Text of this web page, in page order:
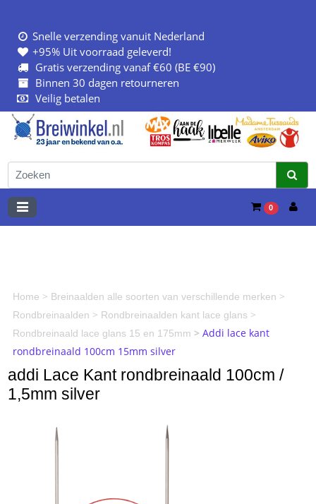
Snelle verzending vanuit Nederland
+95% Uit voorraad geleverd!
Gratis verzending vanaf €60 (BE €90)
Binnen 30 dagen retourneren
Veilig betalen
0
Home > Breinaalden alle soorten van verschillende merken >
Rondbreinaalden > Rondbreinaalden kant lace glans >
Rondbreinaald lace glans 15 en 175mm > Addi lace kant
rondbreinaald 100cm 15mm silver
addi Lace Kant rondbreinaald 100cm /
1,5mm silver